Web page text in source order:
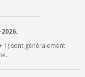
1) sont généralement